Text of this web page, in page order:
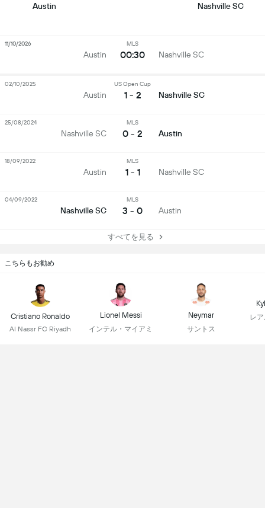
Austin Nashville SC
Austin
MLS
00:30 Nashville SC
11/10/2026
Austin
US Open Cup
1 - 2 Nashville SC
02/10/2025
Nashville SC
MLS
0 - 2 Austin
25/08/2024
Austin
MLS
1 - 1 Nashville SC
18/09/2022
Nashville SC
MLS
3 - 0 Austin
04/09/2022
すべてを見る
こちらもお勧め
Cristiano Ronaldo
Al Nassr FC Riyadh
Lionel Messi
インテル・マイアミ
Neymar
サントス
レ